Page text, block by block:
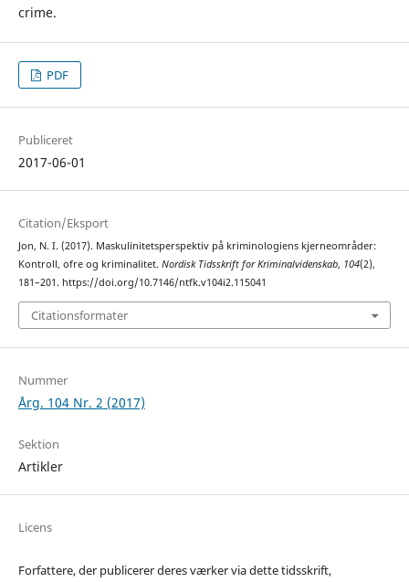
crime.
PDF
Publiceret
2017-06-01
Citation/Eksport
Jon, N. I. (2017). Maskulinitetsperspektiv på kriminologiens kjerneområder:
Kontroll, ofre og kriminalitet. Nordisk Tidsskrift for Kriminalvidenskab, 104(2),
181–201. https://doi.org/10.7146/ntfk.v104i2.115041
Citationsformater
Nummer
Årg. 104 Nr. 2 (2017)
Sektion
Artikler
Licens
Forfattere, der publicerer deres værker via dette tidsskrift,